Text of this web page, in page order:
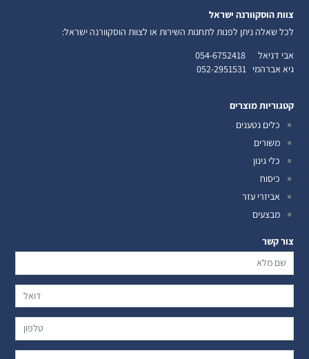
צוות הוסקוורנה ישראל
לכל שאלה ניתן לפנות לתחנות השירות או לצוות הוסקוורנה ישראל:
אבי דניאל 054-6752418
גיא אברהמי 052-2951531
קטגוריות מוצרים
כלים נטענים
משורים
כלי גינון
כיסוח
אביזרי עזר
מבצעים
צור קשר